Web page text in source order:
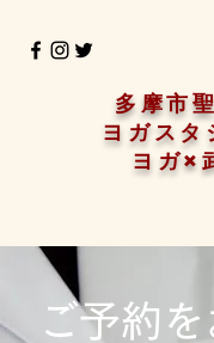
多摩市
ヨガスタ
ヨガ×
ご予約